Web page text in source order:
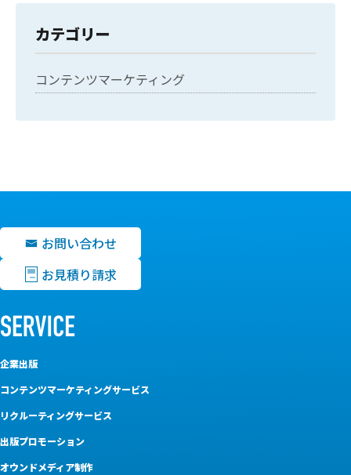
カテゴリー
コンテンツマーケティング
お問い合わせ
お見積り請求
企業出版
コンテンツマーケティングサービス
リクルーティングサービス
出版プロモーション
オウンドメディア制作